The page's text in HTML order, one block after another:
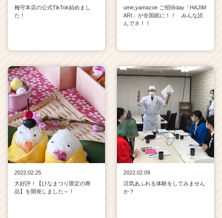
ア
C
a
r
e
e
r）
梅守本店の公式TikTok始めまし
た！
ume,yamazoe ご招待day「HAJIM
ARI」が全国紙に！！ みんな読
んでネ！！
2022.02.25
大好評！【ひなまつり限定の商
品】を開発しました～！
2022.02.09
活気あふれる体験をしてみません
か？